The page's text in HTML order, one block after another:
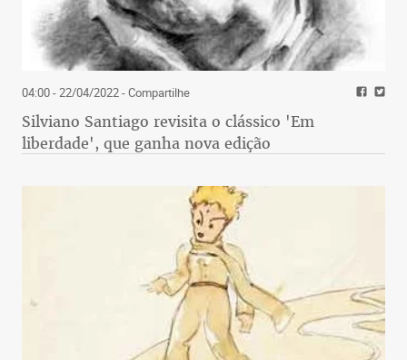
04:00 - 22/04/2022- Compartilhe
Silviano Santiago revisita o clássico 'Em
liberdade', que ganha nova edição